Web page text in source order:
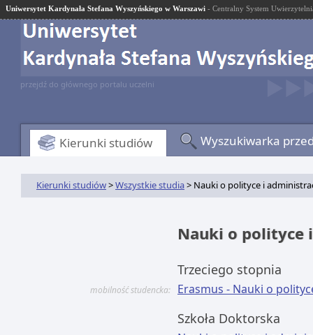
Uniwersytet Kardynała Stefana Wyszyńskiego w Warszawi - Centralny System
przejdź do głównego portalu uczelni
Kierunki studiów Wyszukiwarka
Kierunki studiów>Wszystkie studia> Nauki o polityce i
Nauki o
Trzeciego stopnia
mobilność studencka: Erasmus - Nauki o
Szkoła Doktorska